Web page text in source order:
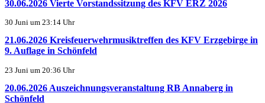
30.06.2026 Vierte Vorstandssitzung des KFV ERZ 2026
30 Juni um 23:14 Uhr
21.06.2026 Kreisfeuerwehrmusiktreffen des KFV Erzgebirge in
9. Auflage in Schönfeld
23 Juni um 20:36 Uhr
20.06.2026 Auszeichnungsveranstaltung RB Annaberg in
Schönfeld